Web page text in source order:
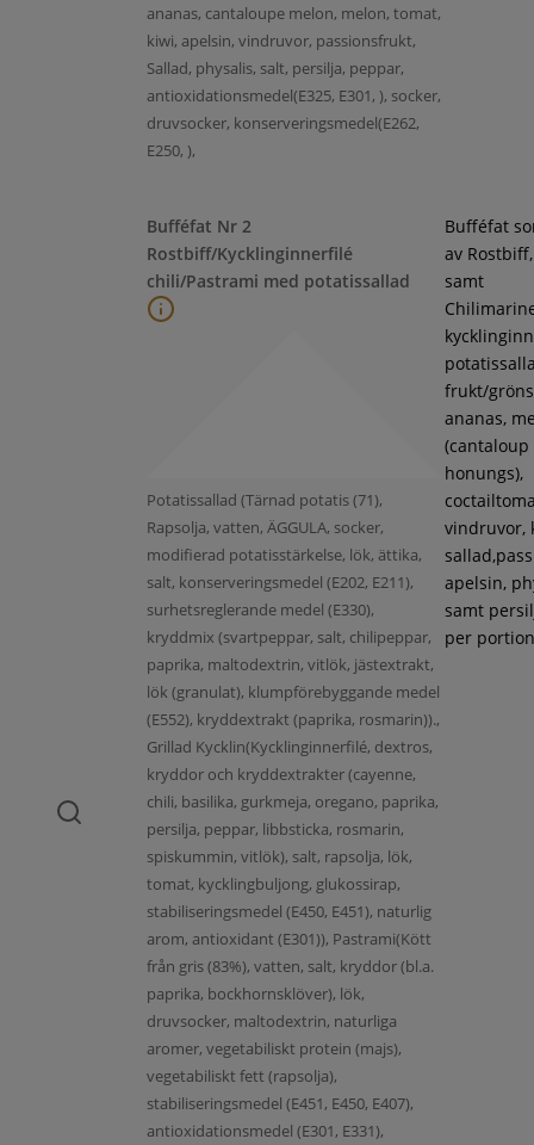
ananas, cantaloupe melon, melon, tomat,
kiwi, apelsin, vindruvor, passionsfrukt,
Sallad, physalis, salt, persilja, peppar,
antioxidationsmedel(E325, E301, ), socker,
druvsocker, konserveringsmedel(E262,
E250, ),
Bufféfat Nr 2
Rostbiff/Kycklinginnerfilé
chili/Pastrami med potatissallad
Potatissallad (Tärnad potatis (71),
Rapsolja, vatten, ÄGGULA, socker,
modifierad potatisstärkelse, lök, ättika,
salt, konserveringsmedel (E202, E211),
surhetsreglerande medel (E330),
kryddmix (svartpeppar, salt, chilipeppar,
paprika, maltodextrin, vitlök, jästextrakt,
lök (granulat), klumpförebyggande medel
(E552), kryddextrakt (paprika, rosmarin)).,
Grillad Kycklin(Kycklinginnerfilé, dextros,
kryddor och kryddextrakter (cayenne,
chili, basilika, gurkmeja, oregano, paprika,
persilja, peppar, libbsticka, rosmarin,
spiskummin, vitlök), salt, rapsolja, lök,
tomat, kycklingbuljong, glukossirap,
stabiliseringsmedel (E450, E451), naturlig
arom, antioxidant (E301)), Pastrami(Kött
från gris (83%), vatten, salt, kryddor (bl.a.
paprika, bockhornsklöver), lök,
druvsocker, maltodextrin, naturliga
aromer, vegetabiliskt protein (majs),
vegetabiliskt fett (rapsolja),
stabiliseringsmedel (E451, E450, E407),
antioxidationsmedel (E301, E331),
Bufféfat
av
samt
frukt/
ananas,
(cantaloup
honungs),
vindruvor,
apelsin,
samt
per